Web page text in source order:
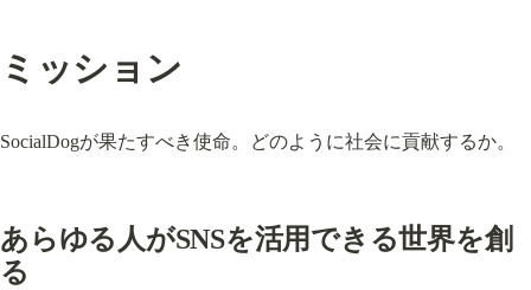
ミッション
SocialDogが果たすべき使命。どのように社会に貢献するか。
あらゆる人がSNSを活用できる世界を創
る